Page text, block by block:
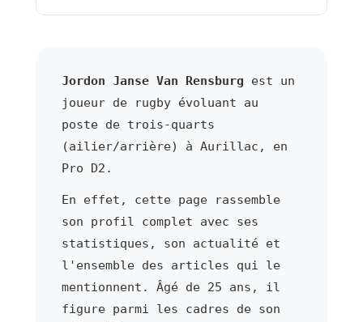
Jordon Janse Van Rensburg est un
joueur de rugby évoluant au
poste de trois-quarts
(ailier/arrière) à Aurillac, en
Pro D2.
En effet, cette page rassemble
son profil complet avec ses
statistiques, son actualité et
l'ensemble des articles qui le
mentionnent. Âgé de 25 ans, il
figure parmi les cadres de son